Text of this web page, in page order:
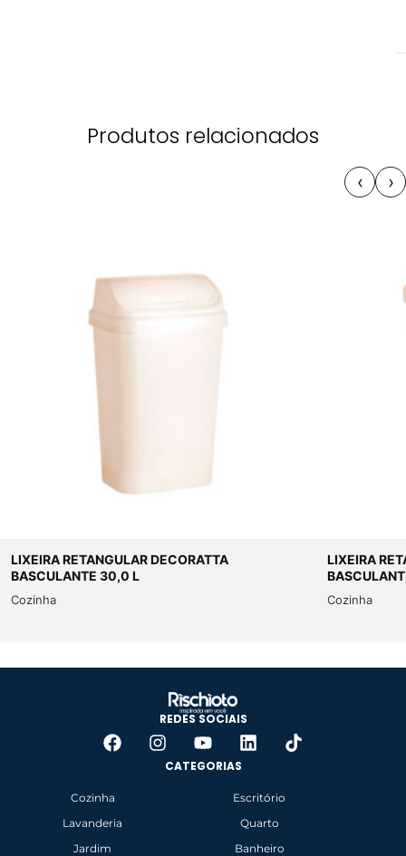
Produtos relacionados
‹ ›
LIXEIRA RETANGULAR DECORATTA
BASCULANTE 30,0 L
Cozinha
LIXEIRA
Cozinha
REDES SOCIAIS
CATEGORIAS
Cozinha
Lavanderia
Jardim
Escritório
Quarto
Banheiro